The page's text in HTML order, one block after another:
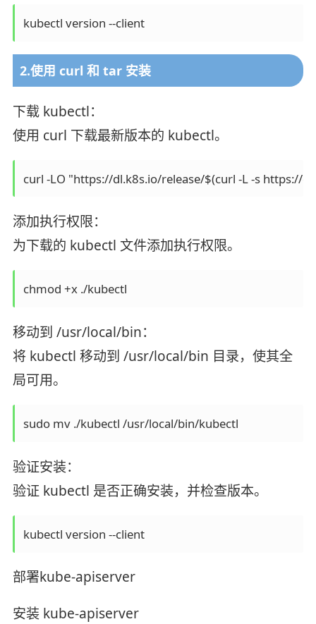
kubectl version --client
2.使用 curl 和 tar 安装
下载 kubectl：
使用 curl 下载最新版本的 kubectl。
curl -LO "https://dl.k8s.io/release/$(curl -L -s
添加执行权限：
为下载的 kubectl 文件添加执行权限。
chmod +x ./kubectl
移动到 /usr/local/bin：
将 kubectl 移动到 /usr/local/bin 目录，使其全
局可用。
sudo mv ./kubectl /usr/local/bin/kubectl
验证安装：
验证 kubectl 是否正确安装，并检查版本。
kubectl version --client
部署kube-apiserver
安装 kube-apiserver